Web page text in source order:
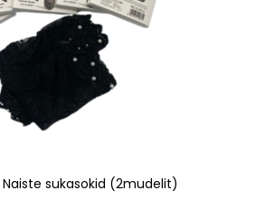
sukasokid (2mudelit)